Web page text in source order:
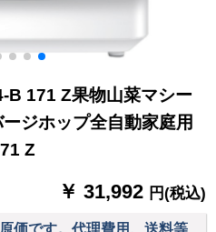
B 171 Z果物山菜マシー
ジホップ全自動家庭用
Z
￥ 31,992 円(税込)